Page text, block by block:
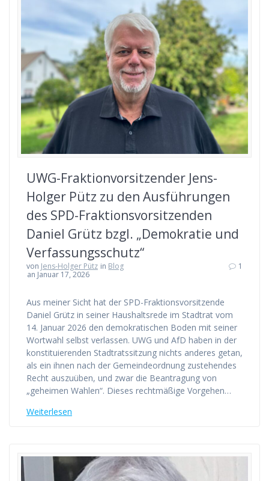
UWG-Fraktionvorsitzender Jens-
Holger Pütz zu den Ausführungen
des SPD-Fraktionsvorsitzenden
Daniel Grütz bzgl. „Demokratie und
Verfassungsschutz“
von Jens-Holger Pütz in Blog
an Januar 17, 2026
1
Aus meiner Sicht hat der SPD-Fraktionsvorsitzende
Daniel Grütz in seiner Haushaltsrede im Stadtrat vom
14. Januar 2026 den demokratischen Boden mit seiner
Wortwahl selbst verlassen. UWG und AfD haben in der
konstituierenden Stadtratssitzung nichts anderes getan,
als ein ihnen nach der Gemeindeordnung zustehendes
Recht auszuüben, und zwar die Beantragung von
„geheimen Wahlen“. Dieses rechtmäßige Vorgehen…
Weiterlesen